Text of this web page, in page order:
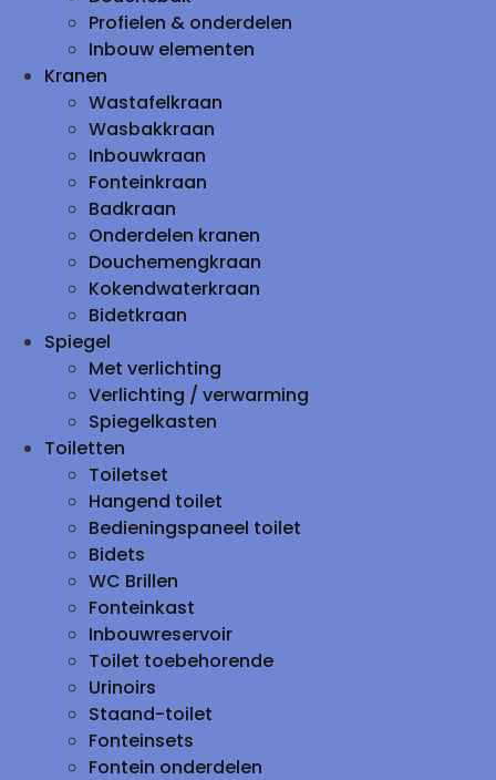
Profielen & onderdelen
Inbouw elementen
Kranen
Wastafelkraan
Wasbakkraan
Inbouwkraan
Fonteinkraan
Badkraan
Onderdelen kranen
Douchemengkraan
Kokendwaterkraan
Bidetkraan
Spiegel
Met verlichting
Verlichting / verwarming
Spiegelkasten
Toiletten
Toiletset
Hangend toilet
Bedieningspaneel toilet
Bidets
WC Brillen
Fonteinkast
Inbouwreservoir
Toilet toebehorende
Urinoirs
Staand-toilet
Fonteinsets
Fontein onderdelen